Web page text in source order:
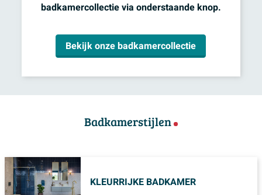
badkamercollectie via onderstaande knop.
Bekijk onze badkamercollectie
Badkamerstijlen
KLEURRIJKE BADKAMER